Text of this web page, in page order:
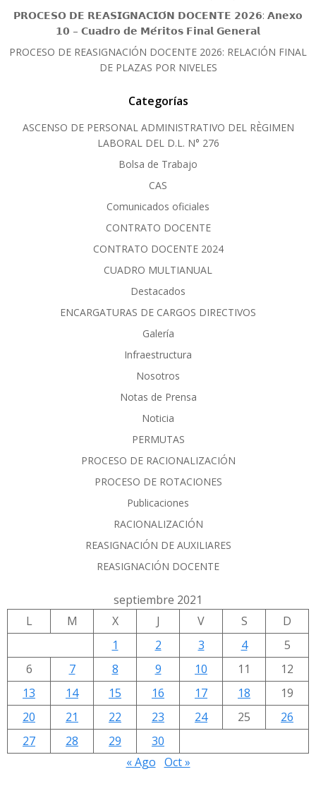
𝗣𝗥𝗢𝗖𝗘𝗦𝗢 𝗗𝗘 𝗥𝗘𝗔𝗦𝗜𝗚𝗡𝗔𝗖𝗜𝗢́𝗡 𝗗𝗢𝗖𝗘𝗡𝗧𝗘 𝟮𝟬𝟮𝟲: 𝗔𝗻𝗲𝘅𝗼
𝟭𝟬 – 𝗖𝘂𝗮𝗱𝗿𝗼 𝗱𝗲 𝗠𝗲́𝗿𝗶𝘁𝗼𝘀 𝗙𝗶𝗻𝗮𝗹 𝗚𝗲𝗻𝗲𝗿𝗮𝗹
PROCESO DE REASIGNACIÓN DOCENTE 2026: RELACIÓN FINAL
DE PLAZAS POR NIVELES
Categorías
ASCENSO DE PERSONAL ADMINISTRATIVO DEL RÈGIMEN
LABORAL DEL D.L. N° 276
Bolsa de Trabajo
CAS
Comunicados oficiales
CONTRATO DOCENTE
CONTRATO DOCENTE 2024
CUADRO MULTIANUAL
Destacados
ENCARGATURAS DE CARGOS DIRECTIVOS
Galería
Infraestructura
Nosotros
Notas de Prensa
Noticia
PERMUTAS
PROCESO DE RACIONALIZACIÓN
PROCESO DE ROTACIONES
Publicaciones
RACIONALIZACIÓN
REASIGNACIÓN DE AUXILIARES
REASIGNACIÓN DOCENTE
septiembre 2021
L
M X J V S
D
1
2 3 4
5
6
7 8 9 10 11
12
13
14 15 16 17 18
19
20
21 22 23 24 25
26
27
28 29
30
« Ago Oct »